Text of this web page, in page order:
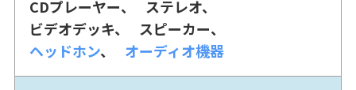
CDプレーヤー
ステレオ
ビデオデッキ
スピーカー
ヘッドホン
オーディオ機器